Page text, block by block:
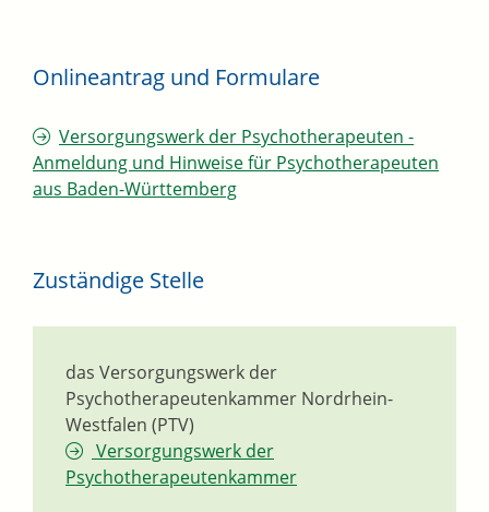
Onlineantrag und Formulare
Versorgungswerk der Psychotherapeuten -
Anmeldung und Hinweise für Psychotherapeuten
aus Baden-Württemberg
Zuständige Stelle
das Versorgungswerk der
Psychotherapeutenkammer Nordrhein-
Westfalen (PTV)
Versorgungswerk der
Psychotherapeutenkammer